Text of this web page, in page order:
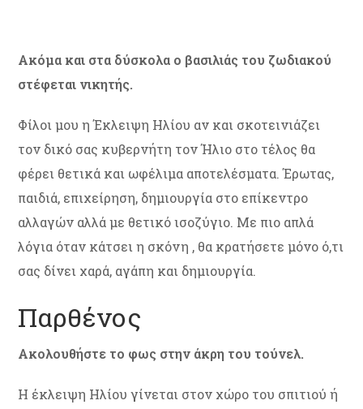
Ακόμα και στα δύσκολα ο βασιλιάς του ζωδιακού
στέφεται νικητής.
Φίλοι μου η Έκλειψη Ηλίου αν και σκοτεινιάζει
τον δικό σας κυβερνήτη τον Ήλιο στο τέλος θα
φέρει θετικά και ωφέλιμα αποτελέσματα. Έρωτας,
παιδιά, επιχείρηση, δημιουργία στο επίκεντρο
αλλαγών αλλά με θετικό ισοζύγιο. Με πιο απλά
λόγια όταν κάτσει η σκόνη , θα κρατήσετε μόνο ό,τι
σας δίνει χαρά, αγάπη και δημιουργία.
Παρθένος
Ακολουθήστε το φως στην άκρη του τούνελ.
Η έκλειψη Ηλίου γίνεται στον χώρο του σπιτιού ή